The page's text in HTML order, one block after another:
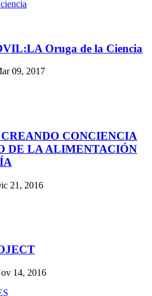
Oruga de la Ciencia
09, 2017
CONCIENCIA
DE LA ALIMENTACIÓN
21, 2016
14, 2016